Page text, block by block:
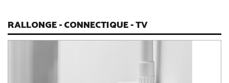
RALLONGE - CONNECTIQUE - TV